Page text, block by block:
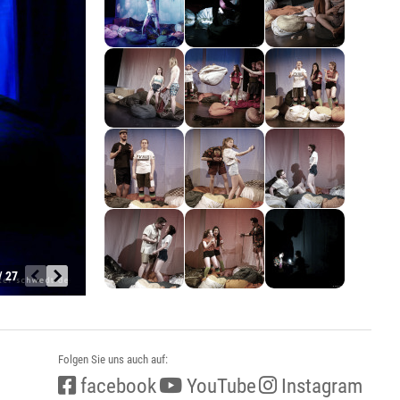
27
Folgen Sie uns auch auf:
facebook YouTube Instagram